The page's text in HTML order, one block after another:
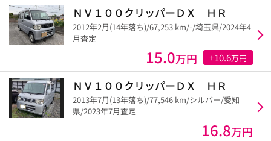
ＮＶ１００クリッパーＤＸ ＨＲ
2012年2月(14年落ち)/67,253 km/-/埼玉県/2024年4
月査定
15.0万円 +10.6万円
ＮＶ１００クリッパーＤＸ ＨＲ
2013年7月(13年落ち)/77,546 km/シルバー/愛知
県/2023年7月査定
16.8万円